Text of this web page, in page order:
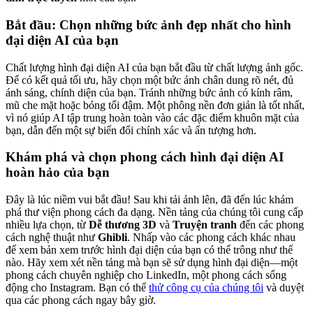
Bắt đầu: Chọn những bức ảnh đẹp nhất cho hình
đại diện AI của bạn
Chất lượng hình đại diện AI của bạn bắt đầu từ chất lượng ảnh gốc.
Để có kết quả tối ưu, hãy chọn một bức ảnh chân dung rõ nét, đủ
ánh sáng, chính diện của bạn. Tránh những bức ảnh có kính râm,
mũ che mặt hoặc bóng tối đậm. Một phông nền đơn giản là tốt nhất,
vì nó giúp AI tập trung hoàn toàn vào các đặc điểm khuôn mặt của
bạn, dẫn đến một sự biến đổi chính xác và ấn tượng hơn.
Khám phá và chọn phong cách hình đại diện AI
hoàn hảo của bạn
Đây là lúc niềm vui bắt đầu! Sau khi tải ảnh lên, đã đến lúc khám
phá thư viện phong cách đa dạng. Nền tảng của chúng tôi cung cấp
nhiều lựa chọn, từ Dễ thương 3D và Truyện tranh đến các phong
cách nghệ thuật như Ghibli. Nhấp vào các phong cách khác nhau
để xem bản xem trước hình đại diện của bạn có thể trông như thế
nào. Hãy xem xét nền tảng mà bạn sẽ sử dụng hình đại diện—một
phong cách chuyên nghiệp cho LinkedIn, một phong cách sống
động cho Instagram. Bạn có thể thử công cụ của chúng tôi và duyệt
qua các phong cách ngay bây giờ.